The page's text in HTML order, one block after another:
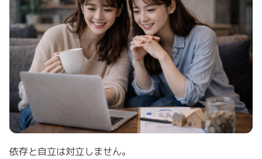
依存と自立は対立しません。